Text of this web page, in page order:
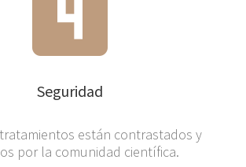
Seguridad
están contrastados y
por la comunidad científica.